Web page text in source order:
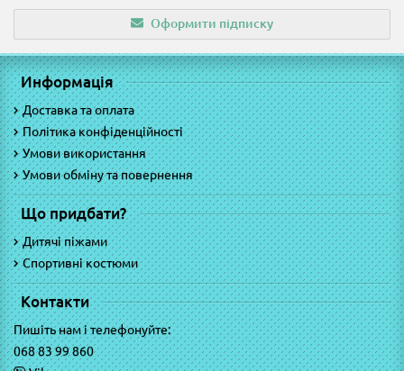
Оформити підписку
Информація
Доставка та оплата
Політика конфіденційності
Умови використання
Умови обміну та повернення
Що придбати?
Дитячі піжами
Спортивні костюми
Контакти
Пишіть нам і телефонуйте:
068 83 99 860